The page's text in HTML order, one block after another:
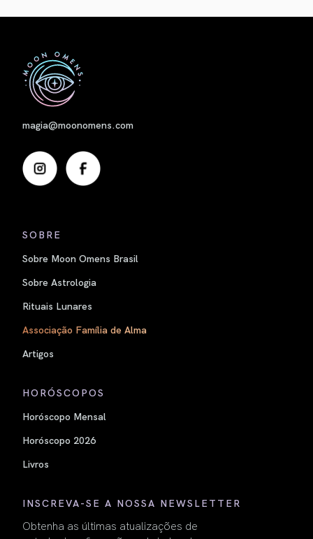
magia@moonomens.com
SOBRE
Sobre Moon Omens Brasil
Sobre Astrologia
Rituais Lunares
Associação Família de Alma
Artigos
HORÓSCOPOS
Horóscopo Mensal
Horóscopo 2026
Livros
INSCREVA-SE A NOSSA NEWSLETTER
Obtenha as últimas atualizações de
Nome